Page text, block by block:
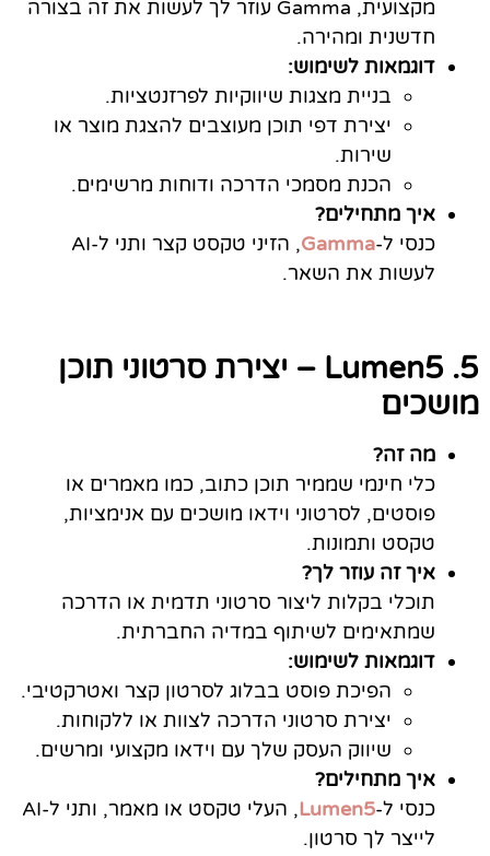
מקצועית, Gamma עוזר לך לעשות את זה בצורה
חדשנית ומהירה.
דוגמאות לשימוש:
בניית מצגות שיווקיות לפרזנטציות.
יצירת דפי תוכן מעוצבים להצגת מוצר או
שירות.
הכנת מסמכי הדרכה ודוחות מרשימים.
איך מתחילים?
כנסי ל-Gamma
, הזיני טקסט קצר ותני ל-AI
לעשות את השאר.
5. Lumen5 – יצירת סרטוני תוכן
מושכים
מה זה?
כלי חינמי שממיר תוכן כתוב, כמו מאמרים או
פוסטים, לסרטוני וידאו מושכים עם אנימציות,
טקסט ותמונות.
איך זה עוזר לך?
תוכלי בקלות ליצור סרטוני תדמית או הדרכה
שמתאימים לשיתוף במדיה החברתית.
דוגמאות לשימוש:
הפיכת פוסט בבלוג לסרטון קצר ואטרקטיבי.
יצירת סרטוני הדרכה לצוות או ללקוחות.
שיווק העסק שלך עם וידאו מקצועי ומרשים.
איך מתחילים?
כנסי ל-Lumen5
, העלי טקסט או מאמר, ותני ל-AI
לייצר לך סרטון.